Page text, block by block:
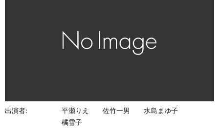
出演者: 平瀬りえ 佐竹一男
水島まゆ子
橘雪子